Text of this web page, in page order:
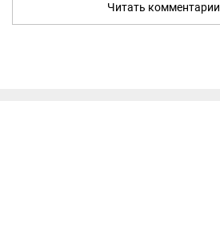
Читать комментарии